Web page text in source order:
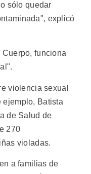
sólo quedar
explicó
funciona
violencia sexual
ejemplo, Batista
de Salud de
270
violadas.
a familias de